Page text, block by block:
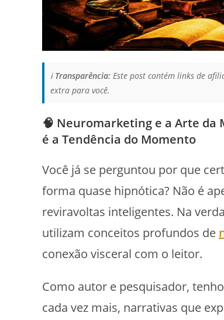
ℹ️ Transparência: Este post contém links de
extra para você.
🧠 Neuromarketing e a Arte da
é a Tendência do Momento
Você já se perguntou por que
forma quase hipnótica? Não é
reviravoltas inteligentes. Na
utilizam conceitos profundos de
conexão visceral com o leitor.
Como autor e pesquisador,
cada vez mais, narrativas que